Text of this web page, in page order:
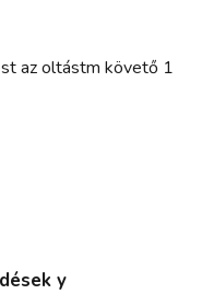
az oltástm követő 1
y